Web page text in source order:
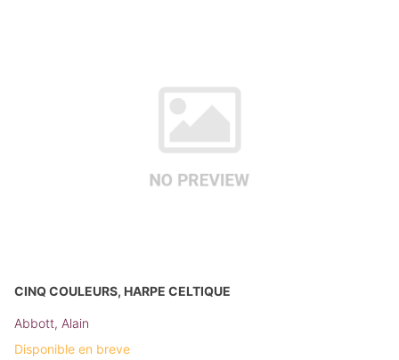
CINQ COULEURS, HARPE CELTIQUE
Abbott, Alain
Disponible en breve